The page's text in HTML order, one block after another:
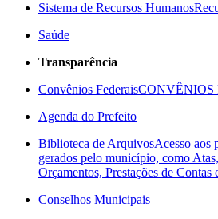
Sistema de Recursos Humanos
Saúde
Transparência
Convênios FederaisCONVÊNIOS
Agenda do Prefeito
Biblioteca de ArquivosAcesso aos
gerados pelo município, como
Orçamentos, Prestações de Contas
Conselhos Municipais